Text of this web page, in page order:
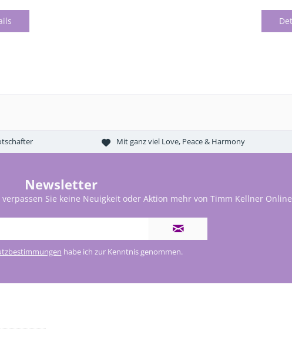
Mit ganz viel Love, Peace & Harmony
Newsletter
Sie keine Neuigkeit oder Aktion mehr von Timm Kellner
habe ich zur Kenntnis genommen.